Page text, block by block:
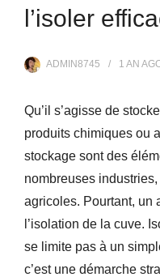
l’isoler
ADMIN8745 1 AN
Qu’il s’agisse de
produits chimiques ou
stockage sont des
nombreuses
agricoles. Pourtant, un
l’isolation de la cuve.
se limite pas à un
c’est une démarche